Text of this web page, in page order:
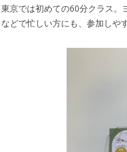
東京では初めての60分クラス。
などで忙しい方にも、参加しや